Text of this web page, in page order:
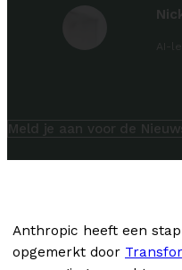
AI-
Meld je aan voor de
Anthropic heeft een
opgemerkt door